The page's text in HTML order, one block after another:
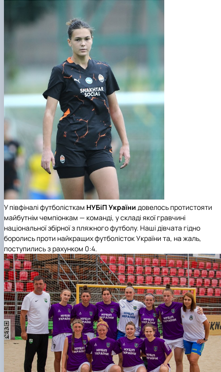
У півфіналі футболісткам НУБіП України довелось протистояти
майбутнім чемпіонкам — команді, у складі якої гравчині
національної збірної з пляжного футболу. Наші дівчата гідно
боролись проти найкращих футболісток України та, на жаль,
поступились з рахунком 0:4.